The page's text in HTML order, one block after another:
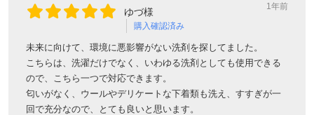
ゆづ様
購入確認済み
1年前
未来に向けて、環境に悪影響がない洗剤を探してました。
こちらは、洗濯だけでなく、いわゆる洗剤としても使用できる
ので、こちら一つで対応できます。
匂いがなく、ウールやデリケートな下着類も洗え、すすぎが一
回で充分なので、とても良いと思います。